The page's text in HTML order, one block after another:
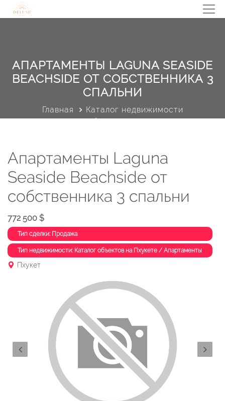
АПАРТАМЕНТЫ LAGUNA SEASIDE
BEACHSIDE ОТ СОБСТВЕННИКА 3
СПАЛЬНИ
Главная
Каталог недвижимости
Профиль объекта недвижимости
Апартаменты Laguna
Seaside Beachside от
собственника 3 спальни
772 500 $
Тип сделки: Продажа
Тип недвижимости: Каталог объектов на Пхукете / Апартаменты
Пхукет